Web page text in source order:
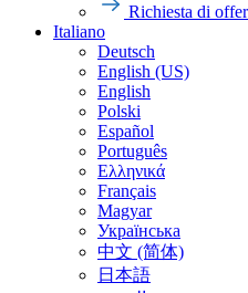
Richiesta di
Italiano
Deutsch
English (US)
English
Polski
Español
Português
Ελληνικά
Français
Magyar
Українська
中文 (简体)
日本語